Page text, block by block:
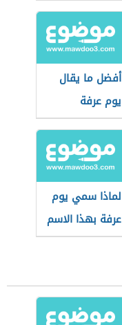
أفضل ما يقال
يوم عرفة
لماذا سمي يوم
عرفة بهذا الاسم